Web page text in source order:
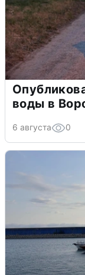
воды в
6 августа 0